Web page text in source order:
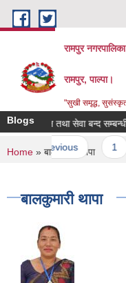
Skip to main content
रामपुर
रामपुर, पाल्पा।
"सुखी समृद्ध, सुसंस्कृत
Blogs एकिकृत घुम्ती
‹ previous
You are here
Home » बालकुमारी थापा
बालकुमारी थापा